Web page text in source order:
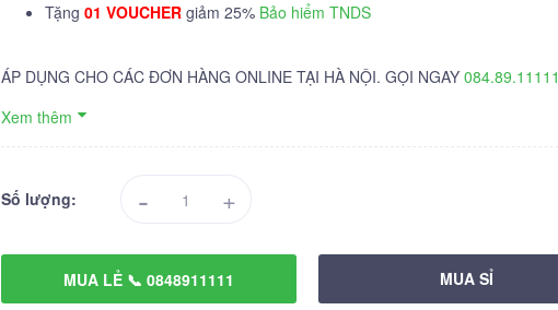
Tặng 01 VOUCHER giảm 25% Bảo hiểm TNDS
ÁP DỤNG CHO CÁC ĐƠN HÀNG ONLINE TẠI HÀ NỘI. GỌI NGAY 084.89.11111
Xem thêm
Số lượng: - +
MUA LẺ 📞 0848911111 MUA SỈ